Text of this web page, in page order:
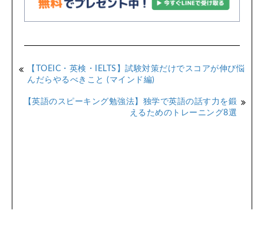
【TOEIC・英検・IELTS】試験対策だけでスコアが伸び悩
んだらやるべきこと (マインド編)
【英語のスピーキング勉強法】独学で英語の話す力を鍛
えるためのトレーニング8選